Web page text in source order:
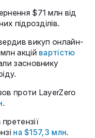
$71 млн від
підрозділів.
викуп онлайн-
акцій вартістю
засновнику
проти LayerZero
.
на $157,3 млн.